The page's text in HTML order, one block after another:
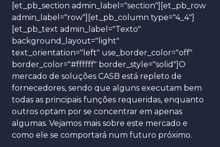
[et_pb_section admin_label="section"][et_pb_row
admin_label="row"][et_pb_column type="4_4"]
[et_pb_text admin_label="Texto"
background_layout="light"
text_orientation="left" use_border_color="off"
border_color="#ffffff" border_style="solid"]O
mercado de soluções CASB está repleto de
fornecedores, sendo que alguns executam bem
todas as principais funções requeridas, enquanto
outros optam por se concentrar em apenas
algumas. Vejamos mais sobre este mercado e
como ele se comportará num futuro próximo.